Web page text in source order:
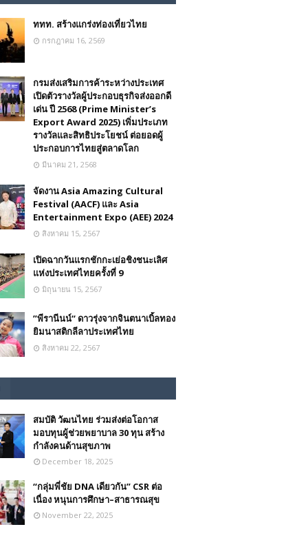
ททท. สร้างแกร่งท่องเที่ยวไทย
กรกฎาคม 16, 2569
กรมส่งเสริมการค้าระหว่างประเทศ
เปิดตัวรางวัลผู้ประกอบธุรกิจส่งออกดี
เด่น ปี 2568 (Prime Minister’s
Export Award 2025) เพิ่มประเภท
รางวัลและสิทธิประโยชน์ ต่อยอดผู้
ประกอบการไทยสู่ตลาดโลก
มีนาคม 21, 2568
จัดงาน Asia Amazing Cultural
Festival (AACF) และ Asia
Entertainment Expo (AEE) 2024
สิงหาคม 15, 2567
เปิดฉากวันแรกชักกะเย่อชิงชนะเลิศ
แห่งประเทศไทยครั้งที่ 9
มิถุนายน 15, 2567
”พีรานีนน์“​ ดาวรุ่งจากจินตนาเบิ้ลทอง
ยิมนาสติกลีลาประเทศไทย
สิงหาคม 22, 2567
สมบัติ วัฒนไทย ร่วมส่งต่อโอกาส
มอบทุนผู้ช่วยพยาบาล 30 ทุน สร้าง
กำลังคนด้านสุขภาพ
December 18, 2025
“กลุ่มพี่ชัย DNA เดียวกัน” CSR ต่อ
เนื่อง หนุนการศึกษา–สาธารณสุข
November 22, 2025